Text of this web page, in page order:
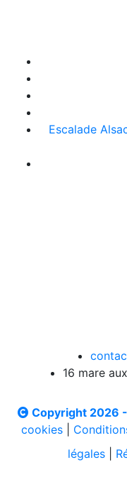
Escalade
16 mare
Copyright 2026
cookies|
légales